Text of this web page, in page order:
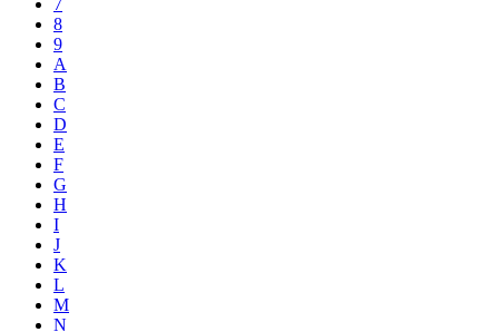
8
9
A
B
C
D
E
F
G
H
I
J
K
L
M
N